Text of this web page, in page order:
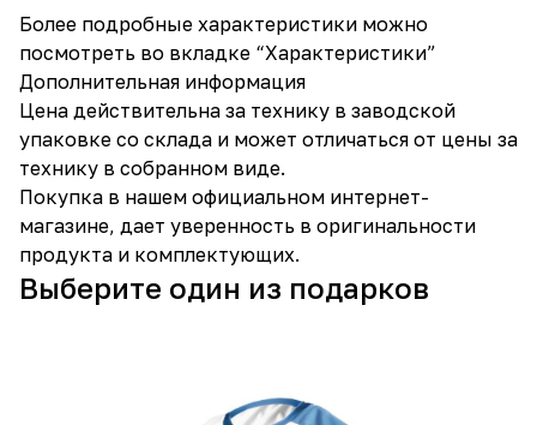
Более подробные характеристики можно
посмотреть во вкладке “Характеристики”
Дополнительная информация
Цена действительна за технику в заводской
упаковке со склада и может отличаться от цены за
технику в собранном виде.
Покупка в нашем официальном интернет-
магазине, дает уверенность в оригинальности
продукта и комплектующих.
Выберите один из подарков